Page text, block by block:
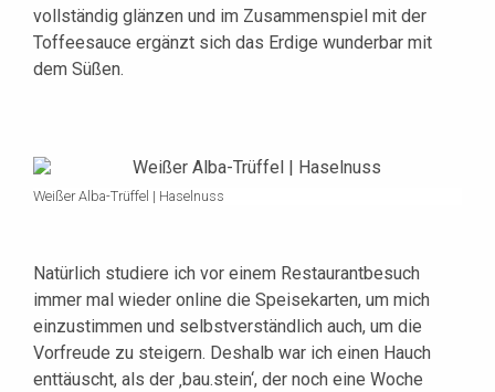
vollständig glänzen und im Zusammenspiel mit der
Toffeesauce ergänzt sich das Erdige wunderbar mit
dem Süßen.
Weißer Alba-Trüffel | Haselnuss
Natürlich studiere ich vor einem Restaurantbesuch
immer mal wieder online die Speisekarten, um mich
einzustimmen und selbstverständlich auch, um die
Vorfreude zu steigern. Deshalb war ich einen Hauch
enttäuscht, als der ‚bau.stein‘, der noch eine Woche